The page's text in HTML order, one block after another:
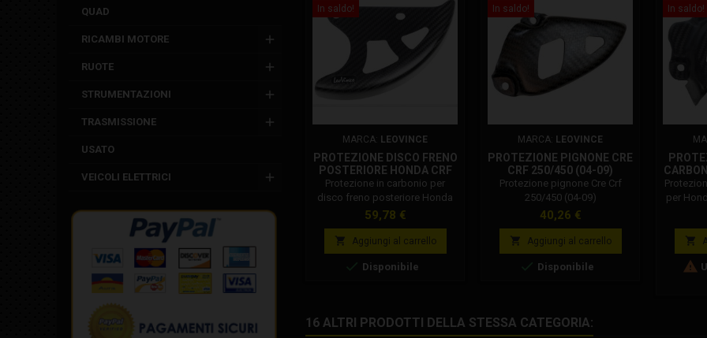
QUAD
RICAMBI MOTORE
RUOTE
STRUMENTAZIONI
TRASMISSIONE
USATO
VEICOLI ELETTRICI
In saldo!
MARCA: LEOVINCE
PROTEZIONE DISCO FRENO
POSTERIORE HONDA CRF
CR
Protezione in carbonio per
disco freno posteriore Honda
Crf Cr.
Prezzo
59,78 €
 Aggiungi al carrello
 Disponibile
In saldo!
MARCA: LEOVINCE
PROTEZIONE PIGNONE CRE
CRF 250/450 (04-09)
Protezione pignone Cre Crf
250/450 (04-09)
Prezzo
40,26 €
 Aggiungi al carrello
 Disponibile
In saldo!
per
pignone
crf 250
per


16 ALTRI PRODOTTI DELLA STESSA CATEGORIA: